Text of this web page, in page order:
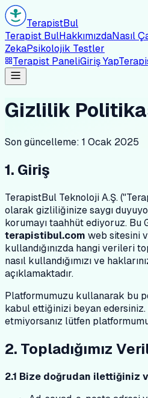
TerapistBul
Terapist BulHakkımızdaNasıl
ZekaPsikolojik Testler
Terapist PaneliGiriş Yap
Gizlilik
Son güncelleme: 1 Ocak 2025
1. Giriş
TerapistBul Teknoloji A.Ş.
olarak gizliliğinize saygı
korumayı taahhüt ediyoruz. Bu
terapistibul.com web sitesini
kullandığınızda hangi verileri
nasıl kullandığımızı ve
açıklamaktadır.
Platformumuzu kullanarak bu
kabul ettiğinizi beyan
etmiyorsanız lütfen
2. Topladığımız
2.1 Bize doğrudan ilettiğiniz